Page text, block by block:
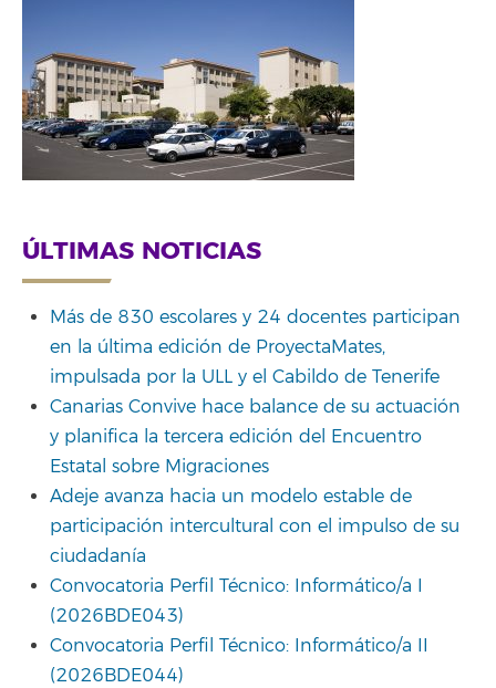
ÚLTIMAS NOTICIAS
Más de 830 escolares y 24 docentes participan
en la última edición de ProyectaMates,
impulsada por la ULL y el Cabildo de Tenerife
Canarias Convive hace balance de su actuación
y planifica la tercera edición del Encuentro
Estatal sobre Migraciones
Adeje avanza hacia un modelo estable de
participación intercultural con el impulso de su
ciudadanía
Convocatoria Perfil Técnico: Informático/a I
(2026BDE043)
Convocatoria Perfil Técnico: Informático/a II
(2026BDE044)